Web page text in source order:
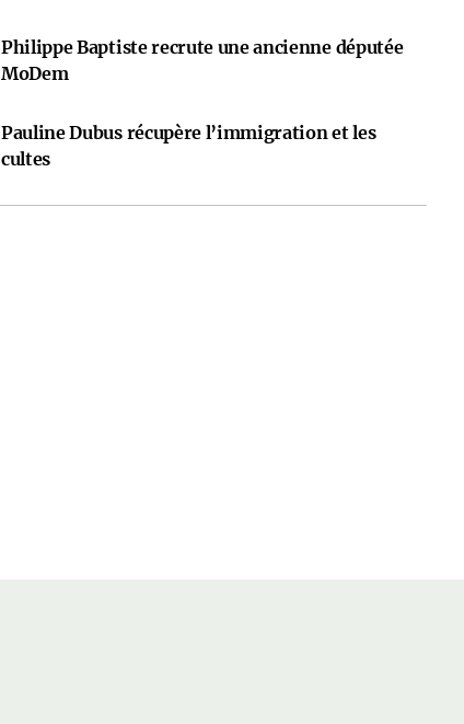
Philippe Baptiste recrute une ancienne députée
MoDem
Pauline Dubus récupère l’immigration et les
cultes